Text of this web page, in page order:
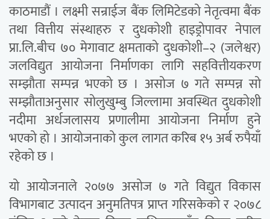
काठमाडौं । लक्ष्मी सन्राईज बैंक लिमिटेडको नेतृत्वमा बैंक
तथा वित्तीय संस्थाहरु र दुधकोशी हाइड्रोपावर नेपाल
प्रा.लि.बीच ७० मेगावाट क्षमताको दुधकोशी–२ (जलेश्वर)
जलविद्युत आयोजना निर्माणका लागि सहवित्तीयकरण
सम्झौता सम्पन्न भएको छ । असोज ७ गते सम्पन्न सो
सम्झौताअनुसार सोलुखुम्बु जिल्लामा अवस्थित दुधकोशी
नदीमा अर्धजलासय प्रणालीमा आयोजना निर्माण हुने
भएको हो । आयोजनाको कुल लागत करिब १५ अर्ब रुपैयाँ
रहेको छ ।
यो आयोजनाले २०७७ असोज ७ गते विद्युत विकास
विभागबाट उत्पादन अनुमतिपत्र प्राप्त गरिसकेको र २०७८